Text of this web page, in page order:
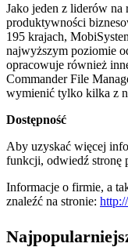
Jako jeden z liderów
produktywności
195 krajach,
najwyższym poziomie
opracowuje również
Commander File
wymienić tylko kilka z
Dostępność
Aby uzyskać więcej
funkcji, odwiedź stronę
Informacje o firmie, a
znaleźć na stronie: